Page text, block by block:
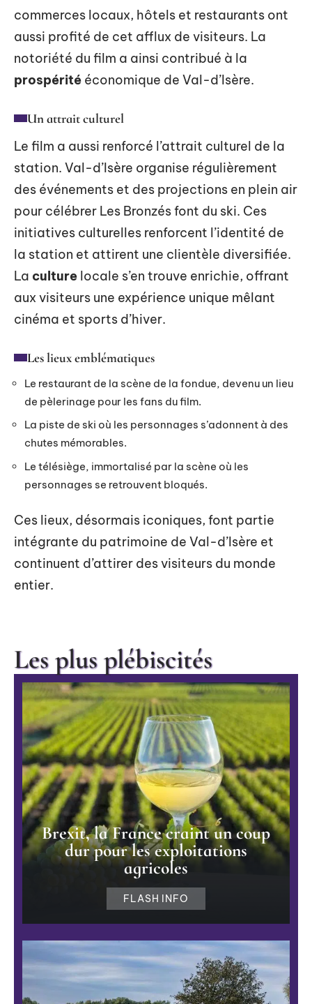
commerces locaux, hôtels et restaurants ont
aussi profité de cet afflux de visiteurs. La
notoriété du film a ainsi contribué à la
prospérité économique de Val-d’Isère.
Un attrait culturel
Le film a aussi renforcé l’attrait culturel de la
station. Val-d’Isère organise régulièrement
des événements et des projections en plein air
pour célébrer Les Bronzés font du ski. Ces
initiatives culturelles renforcent l’identité de
la station et attirent une clientèle diversifiée.
La culture locale s’en trouve enrichie, offrant
aux visiteurs une expérience unique mêlant
cinéma et sports d’hiver.
Les lieux emblématiques
Le restaurant de la scène de la fondue, devenu un lieu
de pèlerinage pour les fans du film.
La piste de ski où les personnages s’adonnent à des
chutes mémorables.
Le télésiège, immortalisé par la scène où les
personnages se retrouvent bloqués.
Ces lieux, désormais iconiques, font partie
intégrante du patrimoine de Val-d’Isère et
continuent d’attirer des visiteurs du monde
entier.
Les plus plébiscités
Brexit, la France craint un coup
dur pour les exploitations
agricoles
FLASH INFO